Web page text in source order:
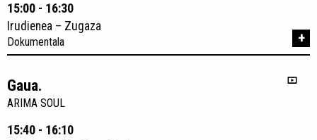
15:00 - 16:30
Irudienea – Zugaza
Dokumentala +
Gaua.
ARIMA SOUL
15:40 - 16:10